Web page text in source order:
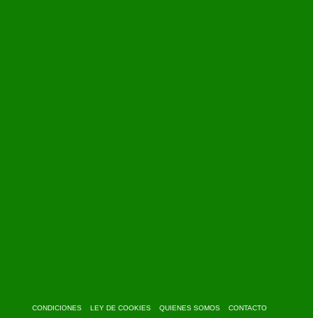
CONDICIONES LEY DE COOKIES QUIENES SOMOS CONTACTO